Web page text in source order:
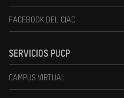
FACEBOOK DEL CIAC
SERVICIOS PUCP
CAMPUS VIRTUAL